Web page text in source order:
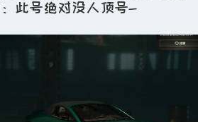
时46分51秒
或浏览外挂等第三方软件，违
及租金！
提供游戏账号租售服务，请勿
此号绝对没人顶号-